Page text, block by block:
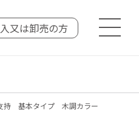
又は卸売の方
基本タイプ 木調カラー